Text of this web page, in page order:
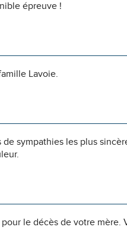
épreuve !
Lavoie.
sympathies les plus
le décès de votre mère.